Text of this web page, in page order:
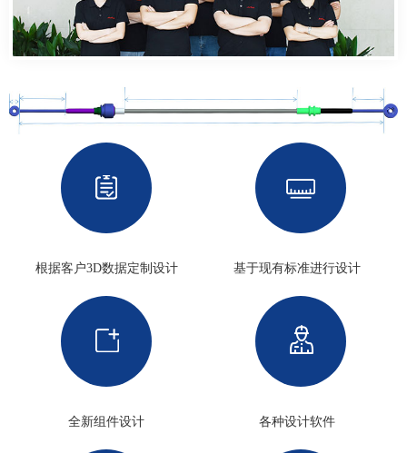
根据客户3D数据定制设计 基于现有标准进行设计
全新组件设计 各种设计软件